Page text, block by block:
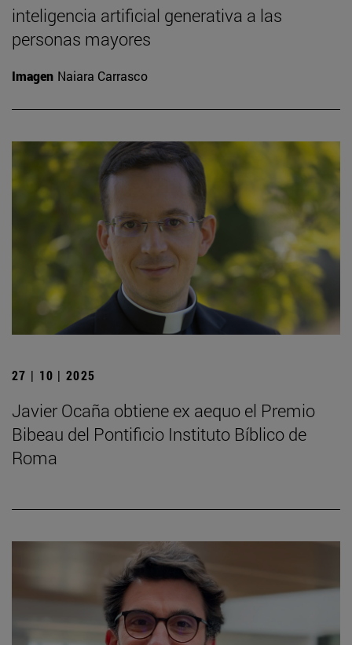
inteligencia artificial generativa a las
personas mayores
Imagen Naiara Carrasco
27 | 10 | 2025
Javier Ocaña obtiene ex aequo el Premio
Bibeau del Pontificio Instituto Bíblico de
Roma